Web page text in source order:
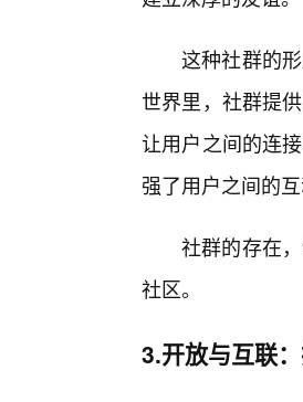
这种社群的
世界里，社群提
让用户之间的连
强了用户之间的
社群的存在
社区。
3.开放与互联